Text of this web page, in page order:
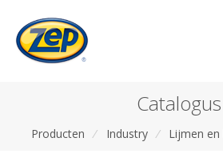
Catalogus
Producten / Industry / Lijmen en